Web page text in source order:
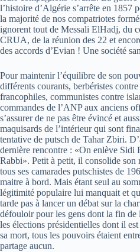
l’histoire d’Algérie s’arrête en 1857
la majorité de nos compatriotes
ignorent tout de Messali ElHadj, du
CRUA, de la réunion des 22 et
des accords d’Evian ! Une société
Pour maintenir l’équilibre de son
différents courants, berbéristes
francophiles, communistes contre
commandes de l’ANP aux anciens
s’assurer de ne pas être évincé et
maquisards de l’intérieur qui sont
tentative de putsch de Tahar Zbiri.
dernière rencontre : «On enlève Sidi
Rabbi». Petit à petit, il consolide son
tous ses camarades putschistes de
maitre à bord. Mais étant seul au
légitimité populaire lui manquait et
tarde pas à lancer un débat sur la
défouloir pour les gens dont la fin de
les élections présidentielles dont il
sa mort, tous les pouvoirs étaient
partage aucun.